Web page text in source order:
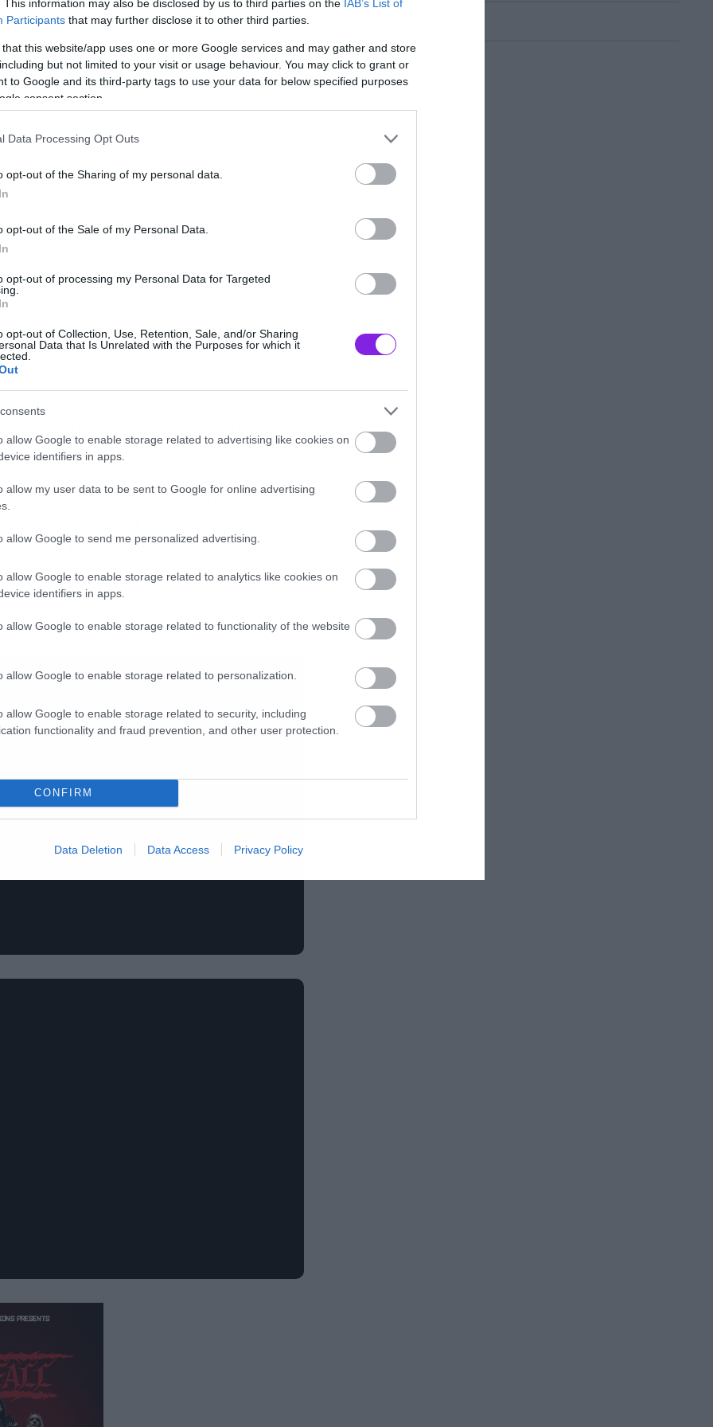
This information may also be disclosed by us to third parties on the IAB’s List of
Participants that may further disclose it to other third parties.
that this website/app uses one or more Google services and may gather and store
but not limited to your visit or usage behaviour. You may click to grant or
to Google and its third-party tags to use your data for below specified purposes
consent section.
Data Processing Opt Outs
opt-out of the Sharing of my personal data.
opt-out of the Sale of my Personal Data.
opt-out of processing my Personal Data for Targeted
opt-out of Collection, Use, Retention, Sale, and/or Sharing
Data that Is Unrelated with the Purposes for which it
allow Google to enable storage related to advertising like cookies on
identifiers in apps.
allow my user data to be sent to Google for online advertising
allow Google to send me personalized advertising.
allow Google to enable storage related to analytics like cookies on
identifiers in apps.
allow Google to enable storage related to functionality of the website
allow Google to enable storage related to personalization.
allow Google to enable storage related to security, including
functionality and fraud prevention, and other user protection.
CONFIRM
Data Deletion Data Access Privacy Policy
άλμπουμ Dictator.
το 2012,
την περιέργεια μήπως η διασκευή είναι
Facebook -χωρίς φυσικά να έχουμε
αλλά ο Daron έκανε την τεράστια
«Ναι, θα είναι στο νέο άλμπουμ.
του και φυσικά μας έδωσε
και πως τη νέα δουλειά των Scars on
του 2010: